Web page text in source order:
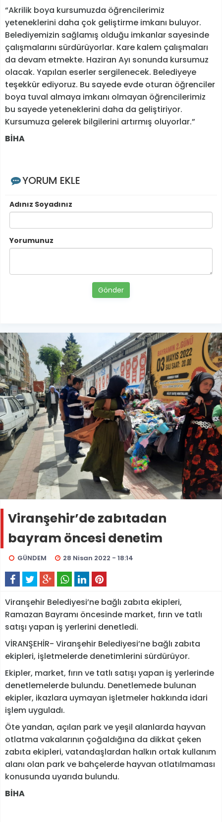
“Akrilik boya kursumuzda öğrencilerimiz
yeteneklerini daha çok geliştirme imkanı buluyor.
Belediyemizin sağlamış olduğu imkanlar sayesinde
çalışmalarını sürdürüyorlar. Kare kalem çalışmaları
da devam etmekte. Haziran Ayı sonunda kursumuz
olacak. Yapılan eserler sergilenecek. Belediyeye
teşekkür ediyoruz. Bu sayede evde oturan öğrenciler
boya tuval almaya imkanı olmayan öğrencilerimiz
bu sayede yeteneklerini daha da geliştiriyor.
Kursumuza gelerek bilgilerini artırmış oluyorlar.”
BİHA
YORUM EKLE
Adınız Soyadınız
Yorumunuz
Gönder
Viranşehir’de zabıtadan
bayram öncesi denetim
GÜNDEM 28 Nisan 2022 - 18:14
Viranşehir Belediyesi’ne bağlı zabıta ekipleri,
Ramazan Bayramı öncesinde market, fırın ve tatlı
satışı yapan iş yerlerini denetledi.
VİRANŞEHİR- Viranşehir Belediyesi’ne bağlı zabıta
ekipleri, işletmelerde denetimlerini sürdürüyor.
Ekipler, market, fırın ve tatlı satışı yapan iş yerlerinde
denetlemelerde bulundu. Denetlemede bulunan
ekipler, ikazlara uymayan işletmeler hakkında idari
işlem uyguladı.
Öte yandan, açılan park ve yeşil alanlarda hayvan
otlatma vakalarının çoğaldığına da dikkat çeken
zabıta ekipleri, vatandaşlardan halkın ortak kullanım
alanı olan park ve bahçelerde hayvan otlatılmaması
konusunda uyarıda bulundu.
BİHA